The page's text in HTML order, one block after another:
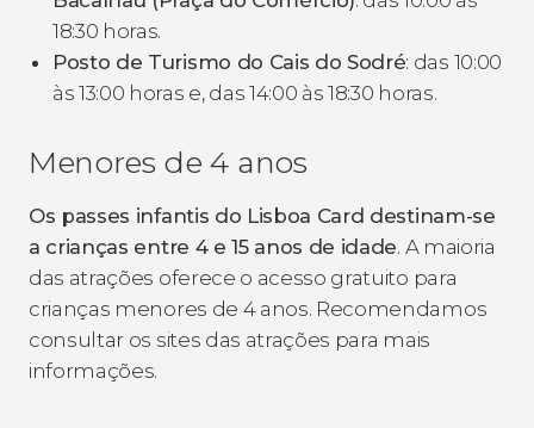
18:30 horas.
Posto de Turismo do Cais do Sodré: das 10:00
às 13:00 horas e, das 14:00 às 18:30 horas.
Menores de 4 anos
Os passes infantis do Lisboa Card destinam-se
a crianças entre 4 e 15 anos de idade. A maioria
das atrações oferece o acesso gratuito para
crianças menores de 4 anos. Recomendamos
consultar os sites das atrações para mais
informações.